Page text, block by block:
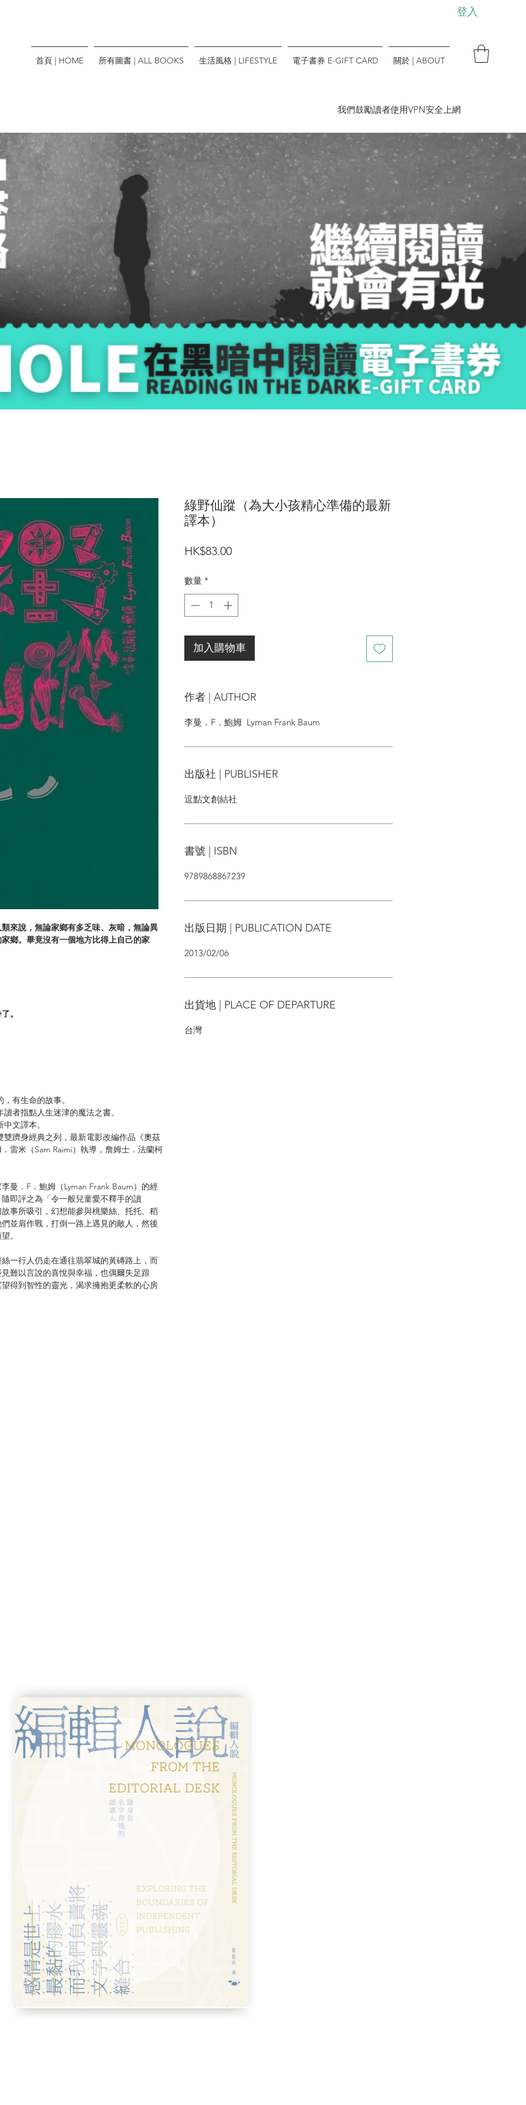
登入
首頁 | HOME 所有圖書 | ALL BOOKS 生活風格 | LIFESTYLE 電子書券 E-GIFT CARD 關於 | ABOUT
​我們鼓勵讀者使用VPN安全上網
來說，無論家鄉有多乏味、灰暗，無論異
鄉。畢竟沒有一個地方比得上自己的家
。
有生命的故事。
指點人生迷津的魔法之書。
文譯本。
身經典之列，最新電影改編作品《奧茲
雷米（Sam Raimi）執導，詹姆士．法蘭柯
曼．F．鮑姆（Lyman Frank Baum）的經
即評之為「令一般兒童愛不釋手的讀
事所吸引，幻想能參與桃樂絲、托托、稻
並肩作戰，打倒一路上遇見的敵人，然後
。
一行人仍走在通往翡翠城的黃磚路上，而
難以言說的喜悅與幸福，也偶爾失足踉
得到智性的靈光，渴求擁抱更柔軟的心房
是……但是我不要別人叫我傻子！再說，
綠野仙蹤（為大小孩精心準備的最新
譯本）
HK$83.00價
數量 *
加入購物車
作者 | AUTHOR
李曼．F．鮑姆 Lyman Frank Baum
出版社 | PUBLISHER
逗點文創結社
書號 | ISBN
9789868867239
出版日期 | PUBLICATION DATE
2013/02/06
出貨地 | PLACE OF DEPARTURE
台灣